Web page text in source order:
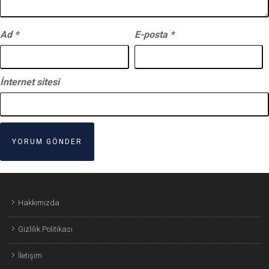
Ad * E-posta *
İnternet sitesi
Hakkımızda
Gizlilik Politikası
İletişim